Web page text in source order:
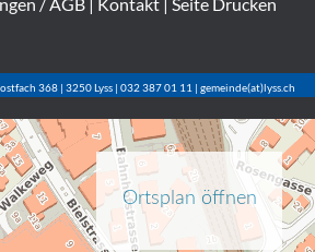
368 | 3250 Lyss | 032 387 01 11 | gemeinde(at)lyss.ch